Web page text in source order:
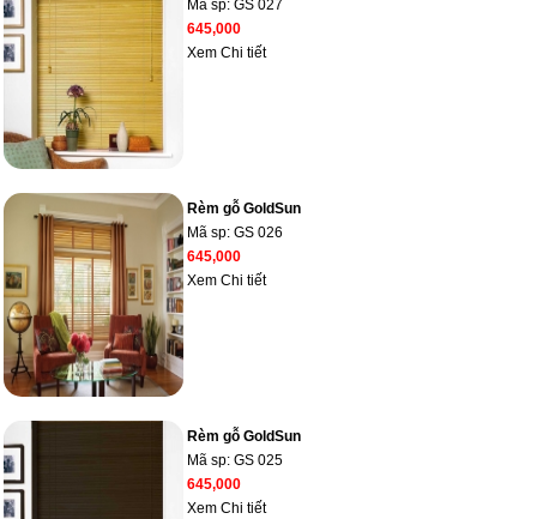
Mã sp: GS 027
645,000
Xem Chi tiết
Rèm gỗ GoldSun
Mã sp: GS 026
645,000
Xem Chi tiết
Rèm gỗ GoldSun
Mã sp: GS 025
645,000
Xem Chi tiết